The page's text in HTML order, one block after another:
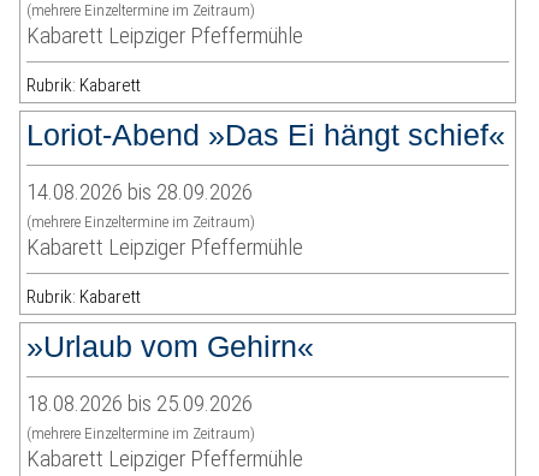
(mehrere Einzeltermine im Zeitraum)
Kabarett Leipziger Pfeffermühle
Rubrik: Kabarett
Loriot-Abend »Das Ei hängt schief«
14.08.2026 bis 28.09.2026
(mehrere Einzeltermine im Zeitraum)
Kabarett Leipziger Pfeffermühle
Rubrik: Kabarett
»Urlaub vom Gehirn«
18.08.2026 bis 25.09.2026
(mehrere Einzeltermine im Zeitraum)
Kabarett Leipziger Pfeffermühle